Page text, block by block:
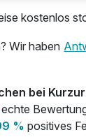
kostenlos
Wir haben
bei
echte
% positives